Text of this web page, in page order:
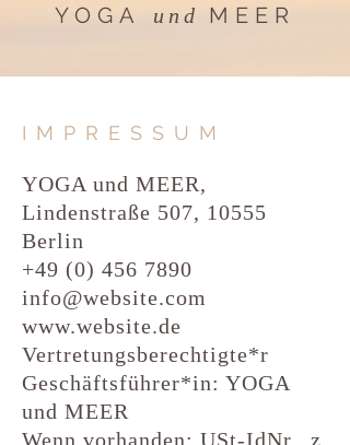
YOGA und MEER
IMPRESSUM
YOGA und MEER,
Lindenstraße 507, 10555
Berlin
+49 (0) 456 7890
info@website.com
www.website.de
Vertretungsberechtigte*r
Geschäftsführer*in: YOGA
und MEER
Wenn vorhanden: USt-IdNr., z.